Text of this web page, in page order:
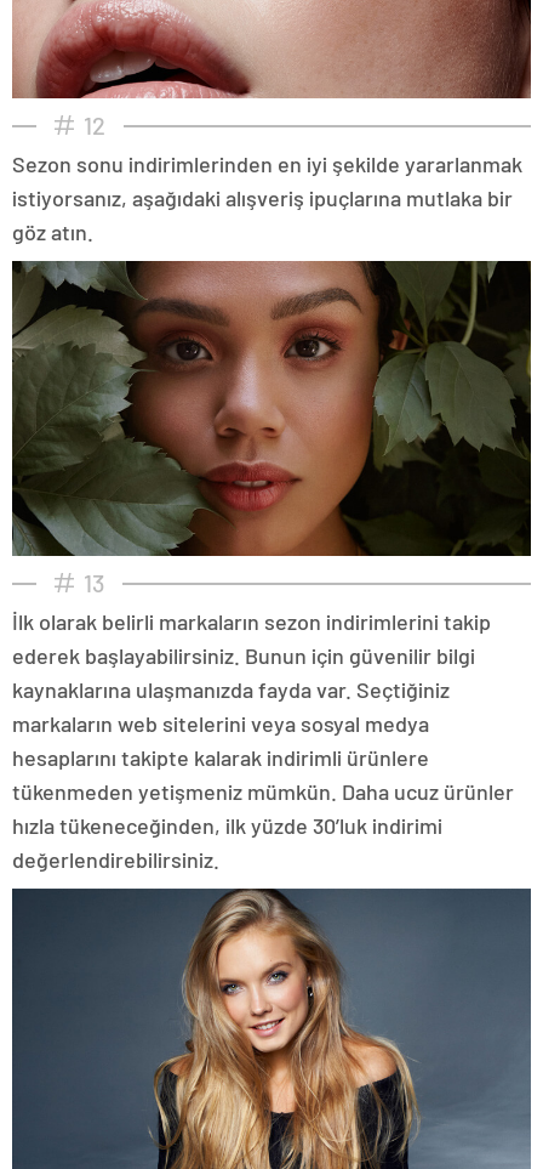
12
Sezon sonu indirimlerinden en iyi şekilde yararlanmak
istiyorsanız, aşağıdaki alışveriş ipuçlarına mutlaka bir
göz atın.
13
İlk olarak belirli markaların sezon indirimlerini takip
ederek başlayabilirsiniz. Bunun için güvenilir bilgi
kaynaklarına ulaşmanızda fayda var. Seçtiğiniz
markaların web sitelerini veya sosyal medya
hesaplarını takipte kalarak indirimli ürünlere
tükenmeden yetişmeniz mümkün. Daha ucuz ürünler
hızla tükeneceğinden, ilk yüzde 30’luk indirimi
değerlendirebilirsiniz.